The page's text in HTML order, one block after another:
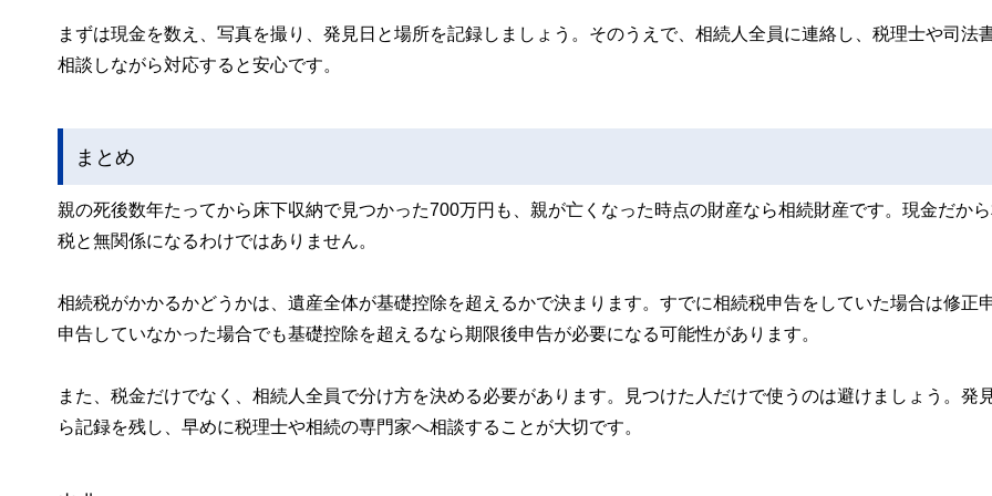
まずは現金を数え、写真を撮り、発見日と場所を記録しましょう。そのうえで、相続人全員に連絡し、税理士や司法
相談しながら対応すると安心です。
まとめ
親の死後数年たってから床下収納で見つかった700万円も、親が亡くなった時点の財産なら相続財産です。現金だか
税と無関係になるわけではありません。
相続税がかかるかどうかは、遺産全体が基礎控除を超えるかで決まります。すでに相続税申告をしていた場合は修正申
申告していなかった場合でも基礎控除を超えるなら期限後申告が必要になる可能性があります。
また、税金だけでなく、相続人全員で分け方を決める必要があります。見つけた人だけで使うのは避けましょう。発
ら記録を残し、早めに税理士や相続の専門家へ相談することが大切です。